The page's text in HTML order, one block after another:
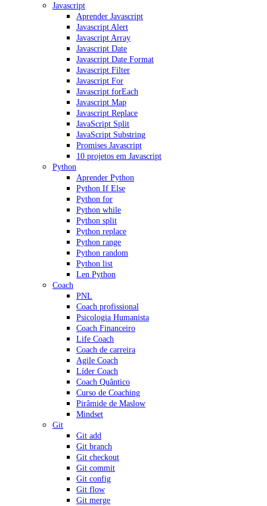
Javascript
Aprender Javascript
Javascript Alert
Javascript Array
Javascript Date
Javascript Date Format
Javascript Filter
Javascript For
Javascript forEach
Javascript Map
Javascript Replace
JavaScript Split
JavaScript Substring
Promises Javascript
10 projetos em Javascript
Python
Aprender Python
Python If Else
Python for
Python while
Python split
Python replace
Python range
Python random
Python list
Len Python
Coach
PNL
Coach profissional
Psicologia Humanista
Coach Financeiro
Life Coach
Coach de carreira
Agile Coach
Líder Coach
Coach Quântico
Curso de Coaching
Pirâmide de Maslow
Mindset
Git
Git add
Git branch
Git checkout
Git commit
Git config
Git flow
Git merge